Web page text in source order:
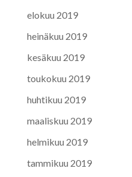
elokuu 2019
heinäkuu 2019
kesäkuu 2019
toukokuu 2019
huhtikuu 2019
maaliskuu 2019
helmikuu 2019
tammikuu 2019